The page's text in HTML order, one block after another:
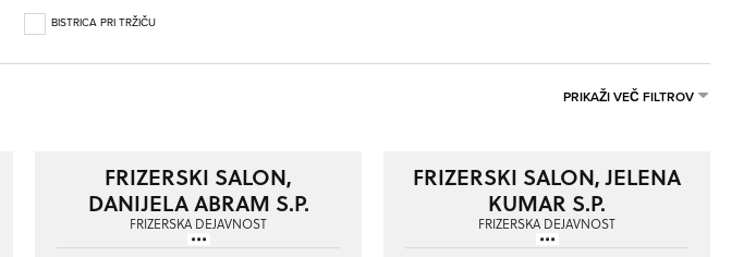
PRIKAŽI PODJETJA KI IMAJO
BISTRICA PRI TRŽIČU
ČRNOMELJ
NAPREJ
PRIKAŽI VEČ FILTROV
FRIZERSKI SALON,
DANIJELA ABRAM S.P.
FRIZERSKA DEJAVNOST
FRIZERSKI SALON, JELENA
KUMAR S.P.
FRIZERSKA DEJAVNOST